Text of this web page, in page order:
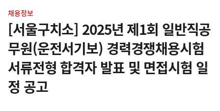
텐
츠
영
역
채용정보
[서울구치소] 2025년 제1회 일반직공
무원(운전서기보) 경력경쟁채용시험
서류전형 합격자 발표 및 면접시험 일
정 공고